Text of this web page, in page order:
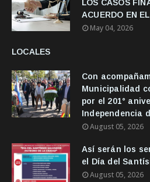
LOS CASOS
ACUERDO EN
May 04, 2026
LOCALES
Con
Municipalidad
por el 201°
Independencia
August 05, 2026
Así serán los
el Día del
August 05, 2026